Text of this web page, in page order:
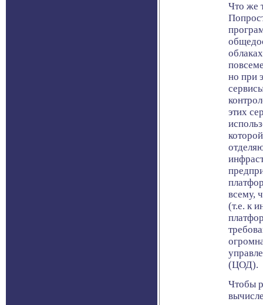
Что же
но при
этих
всему,
(т.е. к
(ЦОД).
Чтобы